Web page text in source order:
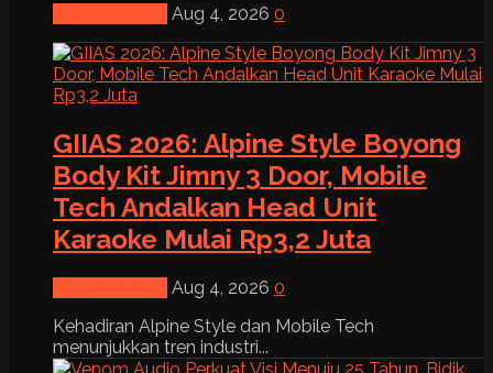
Aug 4, 2026 0
GIIAS 2026: Alpine Style Boyong
Body Kit Jimny 3 Door, Mobile
Tech Andalkan Head Unit
Karaoke Mulai Rp3,2 Juta
Aug 4, 2026 0
Kehadiran Alpine Style dan Mobile Tech
menunjukkan tren industri...